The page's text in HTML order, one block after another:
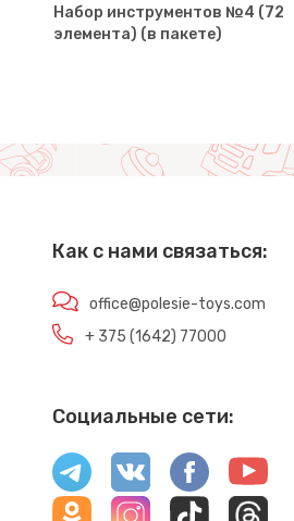
Набор инструментов №4 (72
элемента) (в пакете)
Как с нами связаться:
office@polesie-toys.com
+ 375 (1642) 77000
Социальные сети: